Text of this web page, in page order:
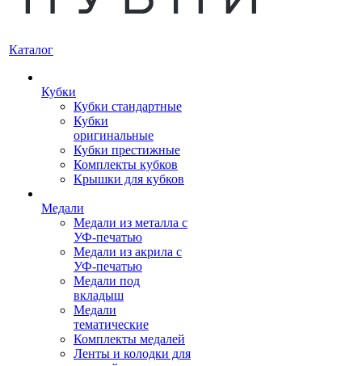
Каталог
Кубки
Кубки стандартные
Кубки
оригинальные
Кубки престижные
Комплекты кубков
Крышки для кубков
Медали
Медали из металла с
УФ-печатью
Медали из акрила с
УФ-печатью
Медали под
вкладыш
Медали
тематические
Комплекты медалей
Ленты и колодки для